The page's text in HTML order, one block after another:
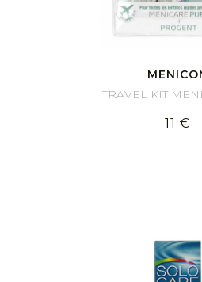
11 €